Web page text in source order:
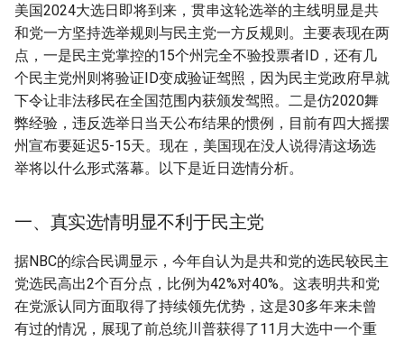
美国2024大选日即将到来，贯串这轮选举的主线明显是共
和党一方坚持选举规则与民主党一方反规则。主要表现在两
点，一是民主党掌控的15个州完全不验投票者ID，还有几
个民主党州则将验证ID变成验证驾照，因为民主党政府早就
下令让非法移民在全国范围内获颁发驾照。二是仿2020舞
弊经验，违反选举日当天公布结果的惯例，目前有四大摇摆
州宣布要延迟5-15天。现在，美国现在没人说得清这场选
举将以什么形式落幕。以下是近日选情分析。
一、真实选情明显不利于民主党
据NBC的综合民调显示，今年自认为是共和党的选民较民主
党选民高出2个百分点，比例为42%对40%。这表明共和党
在党派认同方面取得了持续领先优势，这是30多年来未曾
有过的情况，展现了前总统川普获得了11月大选中一个重